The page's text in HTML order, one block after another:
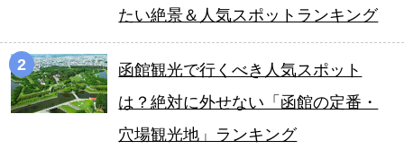
たい絶景＆人気スポットランキング
2
函館観光で行くべき人気スポット
は？絶対に外せない「函館の定番・
穴場観光地」ランキング